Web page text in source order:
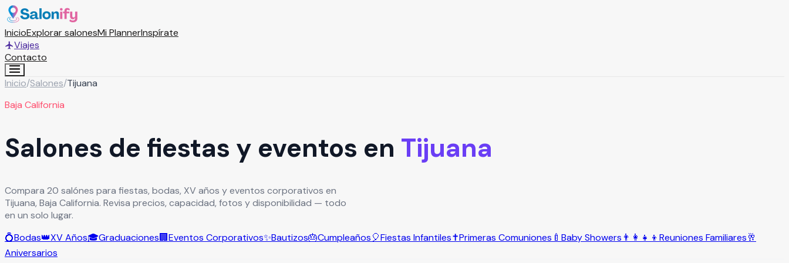
InicioExplorar salonesMi PlannerInspírate
Viajes
Contacto
Inicio/Salones/Tijuana
Baja California
Salones de fiestas y eventos en Tijuana
Compara 20 salónes para fiestas, bodas, XV años y eventos corporativos en
Tijuana, Baja California. Revisa precios, capacidad, fotos y disponibilidad — todo
en un solo lugar.
💍Bodas👑XV Años🎓Graduaciones🏢Eventos Corporativos✨Bautizos🎂Cumpleaños🎈Fiestas Infantiles✝️Primeras Comuniones 🍼 Baby Showers 👨‍👩‍👧‍👦 Reuniones Familiares🥂
Aniversarios